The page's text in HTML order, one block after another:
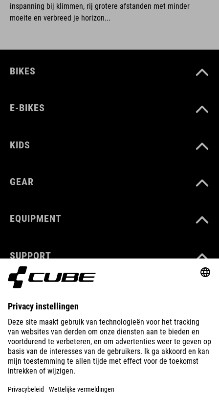
inspanning bij klimmen, rij grotere afstanden met minder
moeite en verbreed je horizon...
BIKES
E-BIKES
KIDS
GEAR
EQUIPMENT
SUPPORT
ABOUT US
EXPLORE